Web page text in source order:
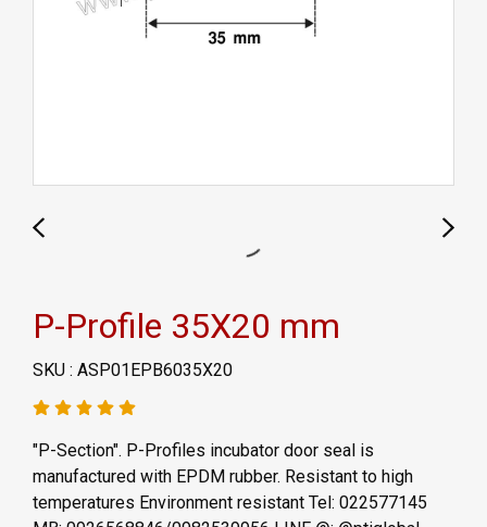
P-Profile 35X20 mm
SKU : ASP01EPB6035X20
"P-Section". P-Profiles incubator door seal is
manufactured with EPDM rubber. Resistant to high
temperatures Environment resistant Tel: 022577145